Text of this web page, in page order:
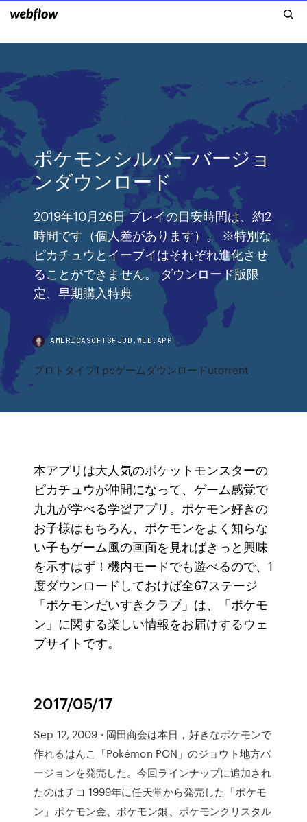
ポケモンシルバーバージョ
ンダウンロード
2019年10月26日 プレイの目安時間は、約2
時間です（個人差があります）。 ※特別な
ピカチュウとイーブイはそれぞれ進化させ
ることができません。 ダウンロード版限
定、早期購入特典
AMERICASOFTSFJUB.WEB.APP
プロトタイプ1 pcゲームダウンロードutorrent
本アプリは大人気のポケットモンスターの
ピカチュウが仲間になって、ゲーム感覚で
九九が学べる学習アプリ。ポケモン好きの
お子様はもちろん、ポケモンをよく知らな
い子もゲーム風の画面を見ればきっと興味
を示すはず！機内モードでも遊べるので、1
度ダウンロードしておけば全67ステージ
「ポケモンだいすきクラブ」は、「ポケモ
ン」に関する楽しい情報をお届けするウェ
ブサイトです。
2017/05/17
Sep 12, 2009 · 岡田商会は本日，好きなポケモンで
作れるはんこ「Pokémon PON」のジョウト地方バ
ージョンを発売した。今回ラインナップに追加され
たのはチコ 1999年に任天堂から発売した「ポケモ
ン」ポケモン金、ポケモン銀、ポケモンクリスタル